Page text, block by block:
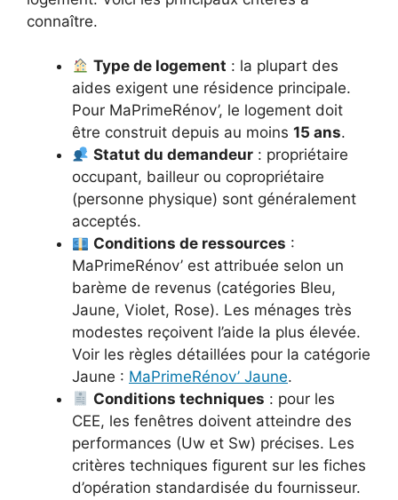
connaître.
Type de logement : la plupart des
aides exigent une résidence principale.
Pour MaPrimeRénov’, le logement doit
être construit depuis au moins 15 ans.
Statut du demandeur : propriétaire
occupant, bailleur ou copropriétaire
(personne physique) sont généralement
acceptés.
Conditions de ressources :
MaPrimeRénov’ est attribuée selon un
barème de revenus (catégories Bleu,
Jaune, Violet, Rose). Les ménages très
modestes reçoivent l’aide la plus élevée.
Voir les règles détaillées pour la catégorie
Jaune : MaPrimeRénov’ Jaune.
Conditions techniques : pour les
CEE, les fenêtres doivent atteindre des
performances (Uw et Sw) précises. Les
critères techniques figurent sur les fiches
d’opération standardisée du fournisseur.